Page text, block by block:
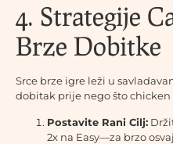
4. Strategije
Brze Dobitke
Srce brze igre leži u
dobitak prije nego što chicken
Postavite Rani Cilj:
2x na Easy—za brzo